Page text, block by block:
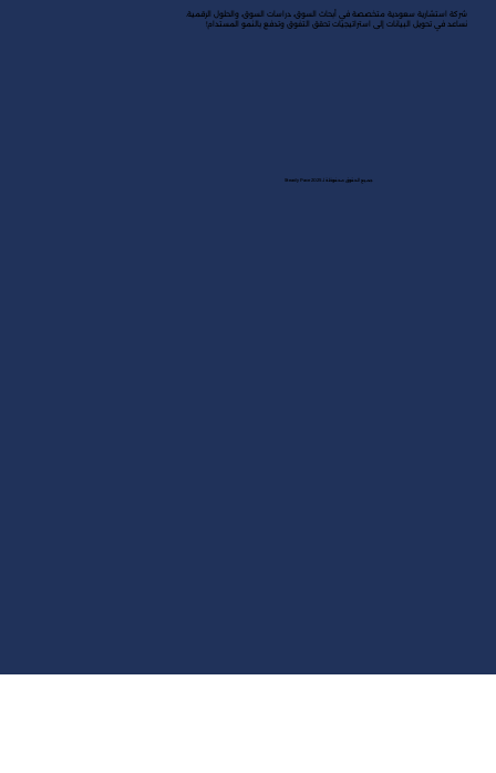
شركة استشارية سعودية متخصصة في أبحاث السوق، دراسات السوق، والحلول الرقمية.
نساعد في تحويل البيانات إلى استراتيجيات تحقق التفوق وتدفع بالنمو المستدام!
جميع الحقوق محفوظة لـ Steady Pace 2025